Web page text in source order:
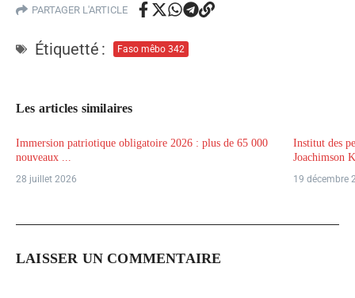
PARTAGER L'ARTICLE
Étiquetté : Faso mêbo 342
Les articles similaires
Immersion patriotique obligatoire 2026 : plus de 65 000
nouveaux ...
28 juillet 2026
Institut des
Joachimson
19 décembre
LAISSER UN COMMENTAIRE